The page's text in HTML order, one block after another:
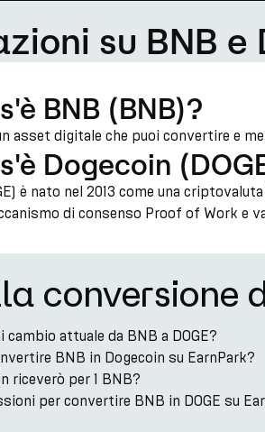
su BNB e
BNB (BNB)?
asset digitale che puoi convertire e
Dogecoin
è nato nel 2013 come una
di consenso Proof of Work e
conversione
cambio attuale da BNB a DOGE?
BNB in Dogecoin su EarnPark?
riceverò per 1 BNB?
per convertire BNB in DOGE su